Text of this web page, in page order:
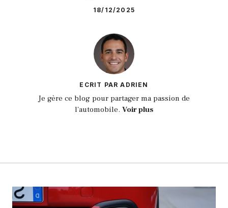
18/12/2025
ECRIT PAR ADRIEN
Je gère ce blog pour partager ma passion de
l'automobile. Voir plus